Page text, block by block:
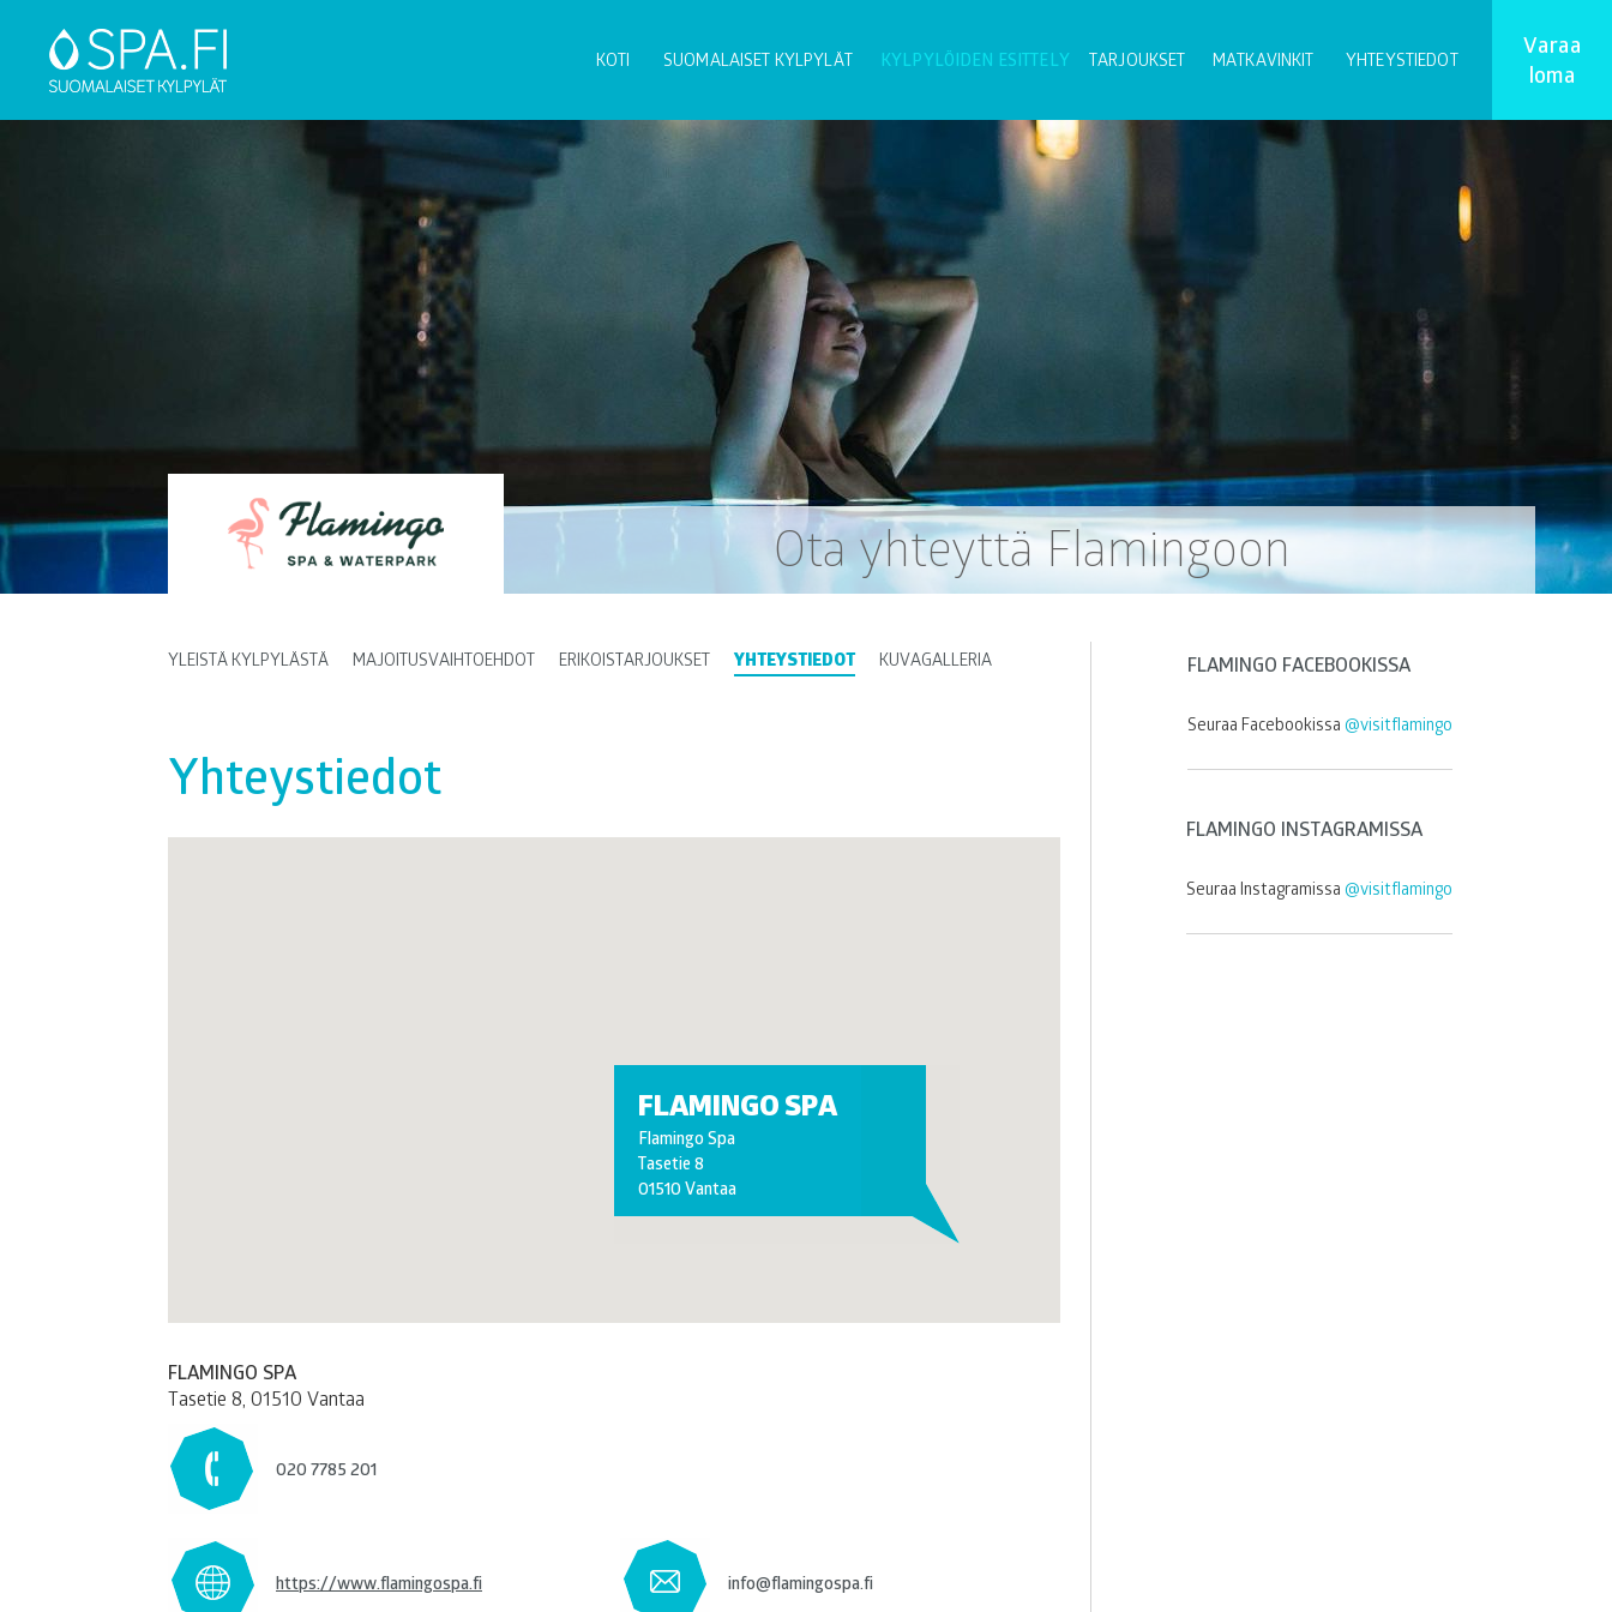
Ota yhteyttä Flamingoon
KOTI SUOMALAISET KYLPYLÄT KYLPYLÖIDEN ESITTELY TARJOUKSET MATKAVINKIT YHTEYSTIEDOT
Varaa
loma
YLEISTÄ KYLPYLÄSTÄ MAJOITUSVAIHTOEHDOT ERIKOISTARJOUKSET YHTEYSTIEDOT KUVAGALLERIA
Yhteystiedot
FLAMINGO SPA
Flamingo Spa
Tasetie 8
01510 Vantaa
FLAMINGO SPA
Tasetie 8 01510 Vantaa
020 7785 201
https://www.flamingospa.fi info@flamingospa.fi
FLAMINGO FACEBOOKISSA
Seuraa Facebookissa @visitflamingo
FLAMINGO INSTAGRAMISSA
Seuraa Instagramissa @visitflamingo